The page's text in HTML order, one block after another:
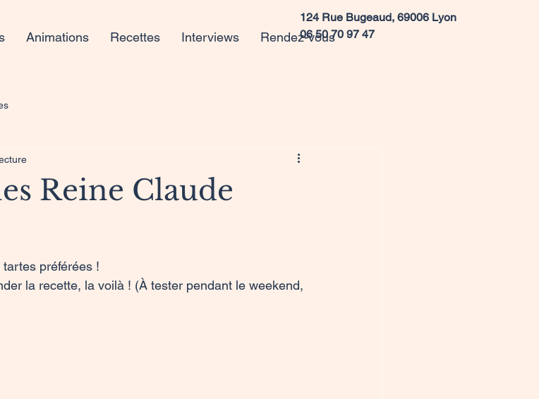
124 Rue Bugeaud, 69006 Lyon
06 50 70 97 47
Animations Recettes Interviews Rendez-vous
Reine Claude
préférées !
la recette, la voilà ! (À tester pendant le weekend,